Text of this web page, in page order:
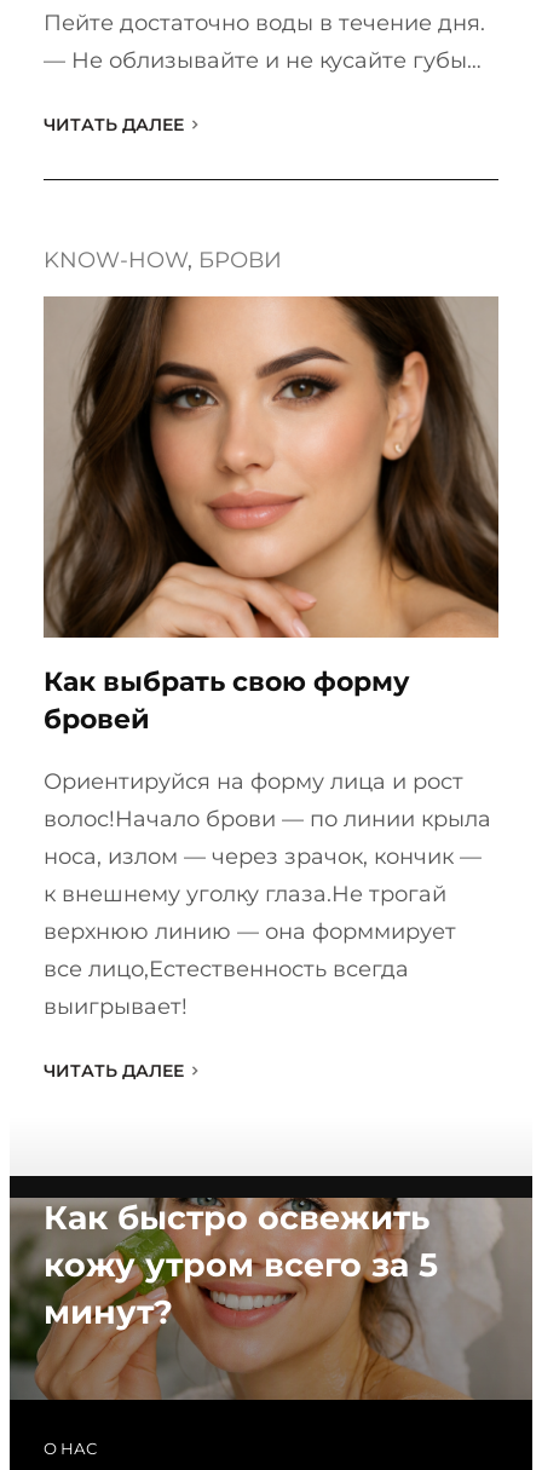
Пейте достаточно воды в течение дня.
— Не облизывайте и не кусайте губы…
ЧИТАТЬ ДАЛЕЕ
KNOW-HOW, БРОВИ
Как выбрать свою форму
бровей
Ориентируйся на форму лица и рост
волос!Начало брови — по линии крыла
носа, излом — через зрачок, кончик —
к внешнему уголку глаза.Не трогай
верхнюю линию — она форммирует
все лицо,Естественность всегда
выигрывает!
ЧИТАТЬ ДАЛЕЕ
Как быстро освежить
кожу утром всего за 5
минут?
О НАС